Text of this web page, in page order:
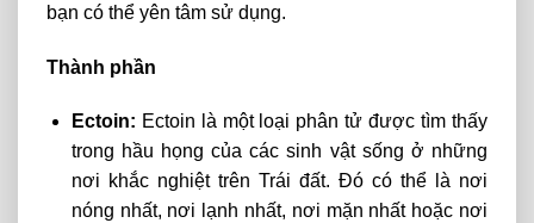
bạn có thể yên tâm sử dụng.
Thành phần
Ectoin: Ectoin là một loại phân tử được tìm thấy
trong hầu họng của các sinh vật sống ở những
nơi khắc nghiệt trên Trái đất. Đó có thể là nơi
nóng nhất, nơi lạnh nhất, nơi mặn nhất hoặc nơi